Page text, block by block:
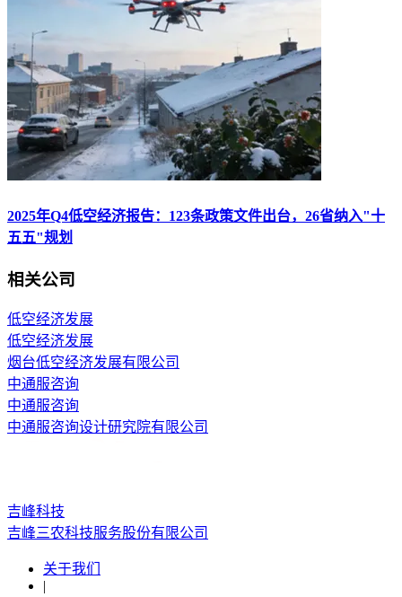
2025年Q4低空经济报告：123条政策文件出台，26省纳入"十
五五"规划
相关公司
低空经济发展
低空经济发展
烟台低空经济发展有限公司
中通服咨询
中通服咨询
中通服咨询设计研究院有限公司
吉峰科技
吉峰三农科技服务股份有限公司
关于我们
|